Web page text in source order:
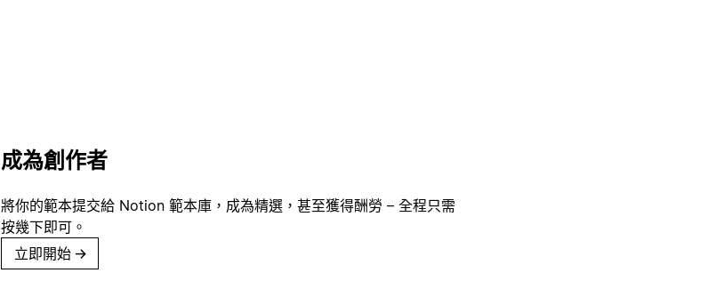
成為創作者
將你的範本提交給 Notion 範本庫，成為精選，甚至獲得酬勞 – 全程只需
按幾下即可。
立即開始 →